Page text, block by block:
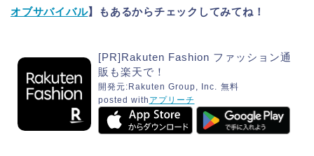
オブサバイバル】もあるからチェックしてみてね！
[PR]Rakuten Fashion ファッション通
販も楽天で！
開発元: Rakuten Group, Inc. 無料
posted with アプリーチ